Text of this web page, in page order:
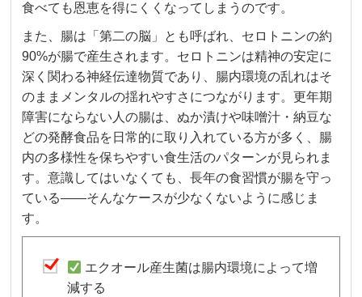
食べても恩恵を得にくくなってしまうのです。
また、腸は「第二の脳」とも呼ばれ、セロトニンの約
90%が腸で産生されます。セロトニンは精神の安定に
深く関わる神経伝達物質であり、腸内環境の乱れはそ
のままメンタルの揺れやすさにつながります。更年期
障害にならない人の腸は、ぬか漬けや味噌汁・納豆な
どの発酵食品を日常的に取り入れている方が多く、腸
内の多様性を保ちやすい食生活のパターンが見られま
す。意識してはいなくても、長年の食習慣が腸を守っ
ている——そんなケースが少なくないように感じま
す。
エクオール産生菌は腸内環境によって増
減する